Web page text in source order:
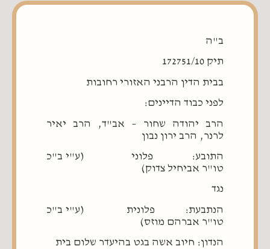
ב"ה
תיק 172751/10
בבית הדין הרבני האזורי רחובות
לפני כבוד הדיינים:
הרב יהודה שחור – אב"ד, הרב יאיר
לרנר, הרב ירון נבון
התובע: פלוני (ע"י ב"כ
טו"ר אביחיל צדוק)
נגד
הנתבעת: פלונית (ע"י ב"כ
טו"ר אברהם מוזס)
הנדון: חיוב אשה בגט בהיעדר שלום בית